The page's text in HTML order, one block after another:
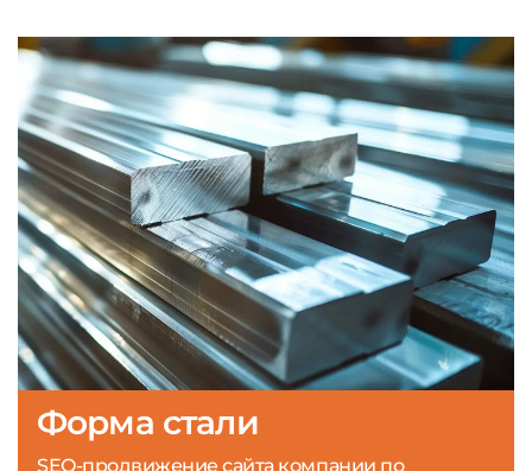
Форма стали
SEO-продвижение сайта компании по